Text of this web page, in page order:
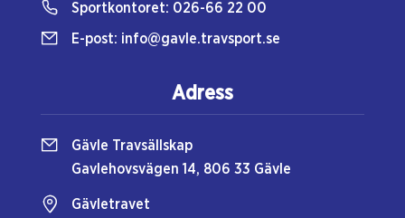
Sportkontoret: 026-66 22 00
E-post: info@gavle.travsport.se
Adress
Gävle Travsällskap
Gavlehovsvägen 14, 806 33 Gävle
Gävletravet